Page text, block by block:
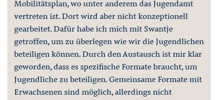
Mobilitätsplan, wo unter anderem das Jugendamt
vertreten ist. Dort wird aber nicht konzeptionell
gearbeitet. Dafür habe ich mich mit Swantje
getroffen, um zu überlegen wie wir die Jugendlichen
beteiligen können. Durch den Austausch ist mir klar
geworden, dass es spezifische Formate braucht, um
Jugendliche zu beteiligen. Gemeinsame Formate mit
Erwachsenen sind möglich, allerdings nicht